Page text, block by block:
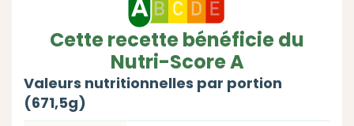
Cette recette bénéficie du
Nutri-Score A
Valeurs nutritionnelles par portion
(671,5g)